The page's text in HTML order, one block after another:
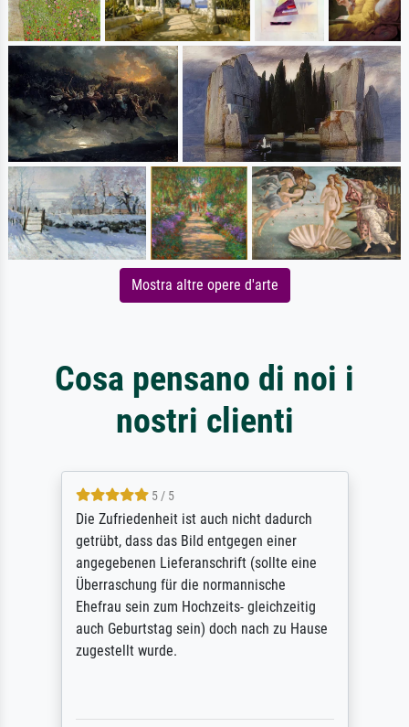
Mostra altre opere d'arte
Cosa pensano di noi i
nostri clienti
5 / 5
Die Zufriedenheit ist auch nicht dadurch
getrübt, dass das Bild entgegen einer
angegebenen Lieferanschrift (sollte eine
Überraschung für die normannische
Ehefrau sein zum Hochzeits- gleichzeitig
auch Geburtstag sein) doch nach zu Hause
zugestellt wurde.